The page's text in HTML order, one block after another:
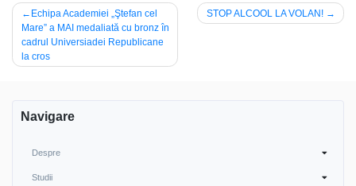
Post
navigation
Echipa Academiei „Ştefan cel
Mare” a MAI medaliată cu bronz în
cadrul Universiadei Republicane
la cros
STOP ALCOOL LA VOLAN!
Navigare
Despre
Studii